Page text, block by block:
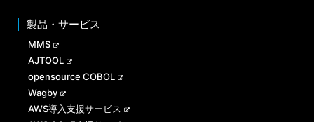
製品・サービス
MMS
AJTOOL
opensource COBOL
Wagby
AWS導入支援サービス